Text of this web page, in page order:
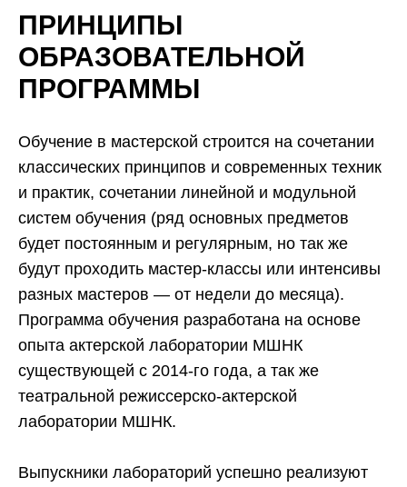
ПРИНЦИПЫ
ОБРАЗОВАТЕЛЬНОЙ
ПРОГРАММЫ
Обучение в мастерской строится на сочетании
классических принципов и современных техник
и практик, сочетании линейной и модульной
систем обучения (ряд основных предметов
будет постоянным и регулярным, но так же
будут проходить мастер-классы или интенсивы
разных мастеров — от недели до месяца).
Программа обучения разработана на основе
опыта актерской лаборатории МШНК
существующей с 2014-го года, а так же
театральной режиссерско-актерской
лаборатории МШНК.
Выпускники лабораторий успешно реализуют